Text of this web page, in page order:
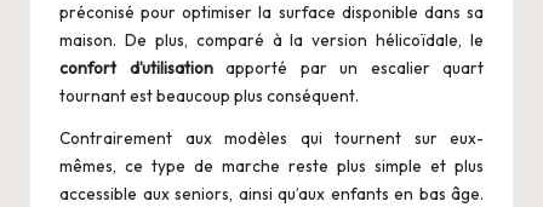
préconisé pour optimiser la surface disponible dans sa
maison. De plus, comparé à la version hélicoïdale, le
confort d’utilisation apporté par un escalier quart
tournantest beaucoup plus conséquent.
Contrairement aux modèles qui tournent sur eux-
mêmes, ce type de marche reste plus simple et plus
accessible aux seniors, ainsi qu’aux enfants en bas âge.